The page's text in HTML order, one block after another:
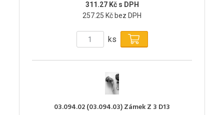
311.27 Kč s DPH
257.25 Kč bez DPH
ks
03.094.02 (03.094.03) Zámek Z 3 D13